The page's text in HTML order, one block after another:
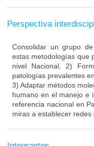
Perspectiva
Consolidar un grupo
estas metodologías que
nivel Nacional. 2)
patologías prevalentes
3) Adaptar métodos
humano en el manejo e
referencia nacional en
miras a establecer redes